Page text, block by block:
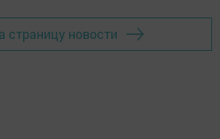
страницу новости